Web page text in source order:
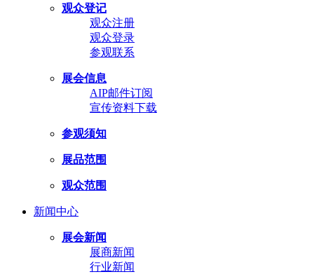
观众登记
观众注册
观众登录
参观联系
展会信息
AIP邮件订阅
宣传资料下载
参观须知
展品范围
观众范围
新闻中心
展会新闻
展商新闻
行业新闻